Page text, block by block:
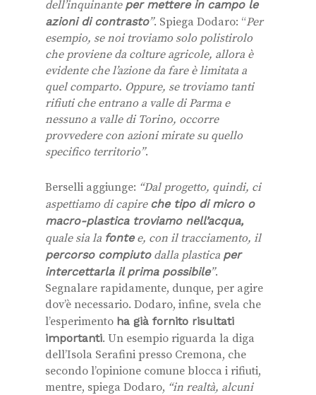
dell’inquinante per mettere in campo le
azioni di contrasto”. Spiega Dodaro: “Per
esempio, se noi troviamo solo polistirolo
che proviene da colture agricole, allora è
evidente che l’azione da fare è limitata a
quel comparto. Oppure, se troviamo tanti
rifiuti che entrano a valle di Parma e
nessuno a valle di Torino, occorre
provvedere con azioni mirate su quello
specifico territorio”.
Berselli aggiunge: “Dal progetto, quindi, ci
aspettiamo di capire che tipo di micro o
macro-plastica troviamo nell’acqua,
quale sia la fontee, con il tracciamento, il
percorso compiutodalla plastica per
intercettarla il prima possibile”.
Segnalare rapidamente, dunque, per agire
dov’è necessario. Dodaro, infine, svela che
l’esperimento ha già fornito risultati
importanti. Un esempio riguarda la diga
dell’Isola Serafini presso Cremona, che
secondo l’opinione comune blocca i rifiuti,
mentre, spiega Dodaro, “in realtà, alcuni